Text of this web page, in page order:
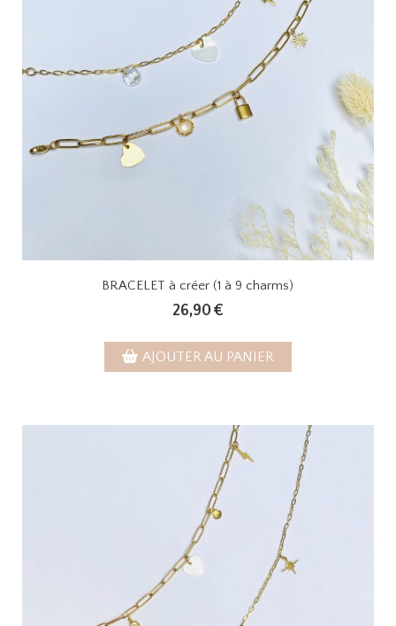
BRACELET à créer (1 à 9 charms)
26,90 €
AJOUTER AU PANIER